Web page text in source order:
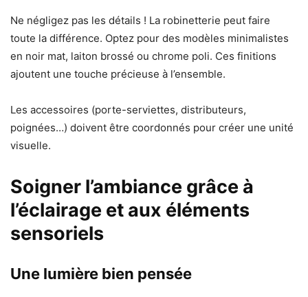
Ne négligez pas les détails ! La robinetterie peut faire
toute la différence. Optez pour des modèles minimalistes
en noir mat, laiton brossé ou chrome poli. Ces finitions
ajoutent une touche précieuse à l’ensemble.
Les accessoires (porte-serviettes, distributeurs,
poignées…) doivent être coordonnés pour créer une unité
visuelle.
Soigner l’ambiance grâce à
l’éclairage et aux éléments
sensoriels
Une lumière bien pensée